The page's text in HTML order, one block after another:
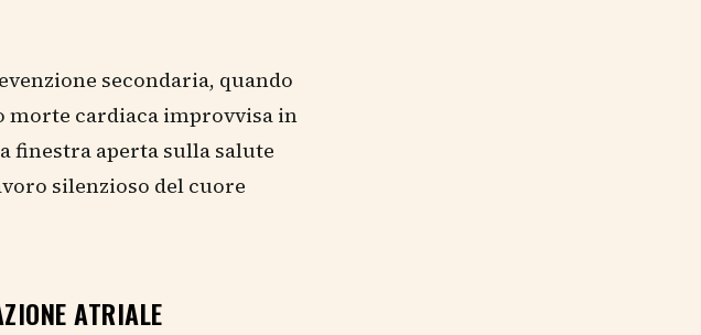
secondaria, quando
cardiaca improvvisa in
finestra aperta sulla salute
silenzioso del cuore
ATRIALE